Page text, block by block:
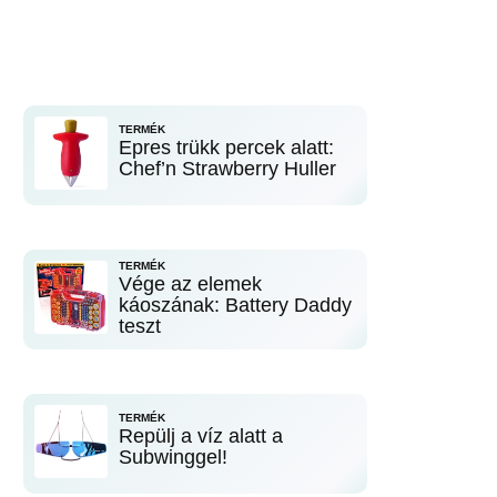
TERMÉK
Epres trükk percek alatt:
Chef’n Strawberry Huller
TERMÉK
Vége az elemek
káoszának: Battery Daddy
teszt
TERMÉK
Repülj a víz alatt a
Subwinggel!